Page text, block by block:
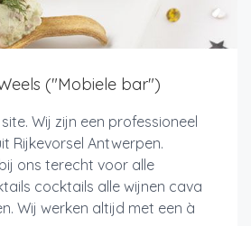
("Mobiele bar")
Wij zijn een professioneel
Rijkevorsel Antwerpen.
ons terecht voor alle
cocktails alle wijnen cava
Wij werken altijd met een à